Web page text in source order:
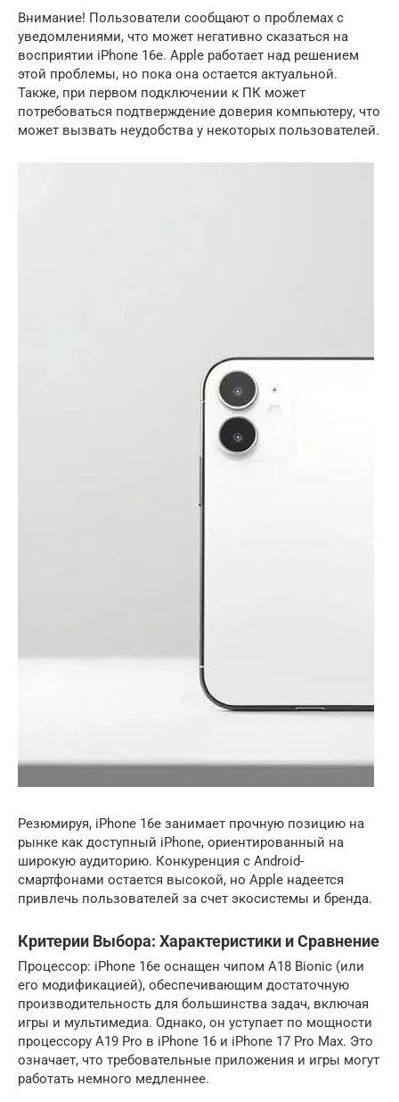
Внимание! Пользователи сообщают о проблемах с
уведомлениями, что может негативно сказаться на
восприятии iPhone 16e. Apple работает над решением
этой проблемы, но пока она остается актуальной.
Также, при первом подключении к ПК может
потребоваться подтверждение доверия компьютеру, что
может вызвать неудобства у некоторых пользователей.
Резюмируя, iPhone 16e занимает прочную позицию на
рынке как доступный iPhone, ориентированный на
широкую аудиторию. Конкуренция с Android-
смартфонами остается высокой, но Apple надеется
привлечь пользователей за счет экосистемы и бренда.
Критерии Выбора: Характеристики и Сравнение
Процессор: iPhone 16e оснащен чипом A18 Bionic (или
его модификацией), обеспечивающим достаточную
производительность для большинства задач, включая
игры и мультимедиа. Однако, он уступает по мощности
процессору A19 Pro в iPhone 16 и iPhone 17 Pro Max. Это
означает, что требовательные приложения и игры могут
работать немного медленнее.